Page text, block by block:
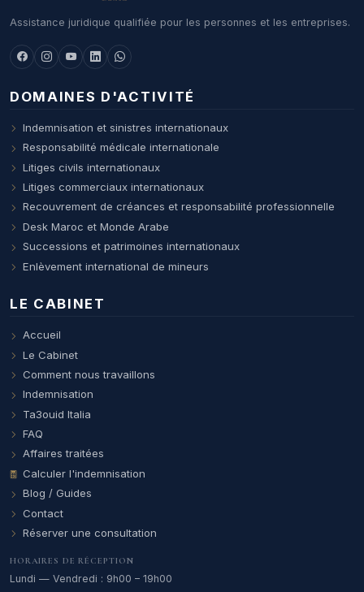
Assistance juridique qualifiée pour les personnes et les entreprises.
DOMAINES D'ACTIVITÉ
Indemnisation et sinistres internationaux
Responsabilité médicale internationale
Litiges civils internationaux
Litiges commerciaux internationaux
Recouvrement de créances et responsabilité professionnelle
Desk Maroc et Monde Arabe
Successions et patrimoines internationaux
Enlèvement international de mineurs
LE CABINET
Accueil
Le Cabinet
Comment nous travaillons
Indemnisation
Ta3ouid Italia
FAQ
Affaires traitées
Calculer l'indemnisation
Blog / Guides
Contact
Réserver une consultation
HORAIRES DE RÉCEPTION
Lundi — Vendredi : 9h00 – 19h00